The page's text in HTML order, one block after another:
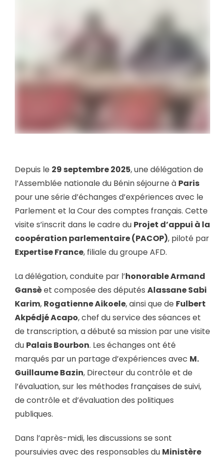
Depuis le 29 septembre 2025, une délégation de
l’Assemblée nationale du Bénin séjourne à Paris
pour une série d’échanges d’expériences avec le
Parlement et la Cour des comptes français. Cette
visite s’inscrit dans le cadre du Projet d’appui à la
coopération parlementaire (PACOP), piloté par
Expertise France, filiale du groupe AFD.
La délégation, conduite par l’honorable Armand
Gansèet composée des députés Alassane Sabi
Karim, Rogatienne Aikoele, ainsi que de Fulbert
Akpédjé Acapo, chef du service des séances et
de transcription, a débuté sa mission par une visite
du Palais Bourbon. Les échanges ont été
marqués par un partage d’expériences avec M.
Guillaume Bazin, Directeur du contrôle et de
l’évaluation, sur les méthodes françaises de suivi,
de contrôle et d’évaluation des politiques
publiques.
Dans l’après-midi, les discussions se sont
poursuivies avec des responsables du Ministère